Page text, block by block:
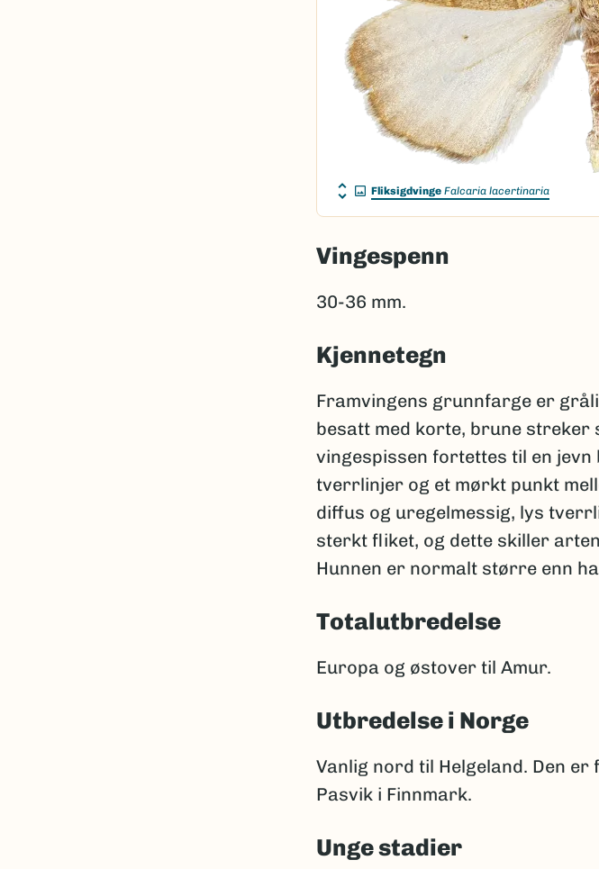
Fliksigdvinge Falcaria lacertinaria
Vingespenn
30-36 mm.
Kjennetegn
Framvingens grunnfarge er
besatt med korte, brune streker
vingespissen fortettes til en
tverrlinjer og et mørkt punkt
diffus og uregelmessig, lys
sterkt fliket, og dette skiller
Hunnen er normalt større enn
Totalutbredelse
Europa og østover til Amur.
Utbredelse i Norge
Vanlig nord til Helgeland. Den
Pasvik i Finnmark.
Unge stadier